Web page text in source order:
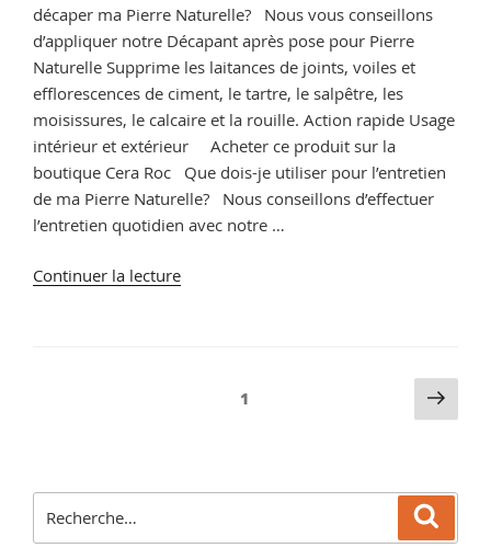
décaper ma Pierre Naturelle? Nous vous conseillons
d’appliquer notre Décapant après pose pour Pierre
Naturelle Supprime les laitances de joints, voiles et
efflorescences de ciment, le tartre, le salpêtre, les
moisissures, le calcaire et la rouille. Action rapide Usage
intérieur et extérieur Acheter ce produit sur la
boutique Cera Roc Que dois-je utiliser pour l’entretien
de ma Pierre Naturelle? Nous conseillons d’effectuer
l’entretien quotidien avec notre …
Continuer la lecturede
1 Page
pour